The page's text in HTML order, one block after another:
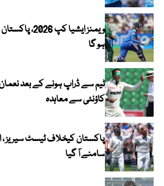
ویمنز ایشیا
ہو گا
ٹیم سے ڈراپ ہونے کے بعد نعمان
کاؤنٹی سے معاہدہ
سامنے آ گیا